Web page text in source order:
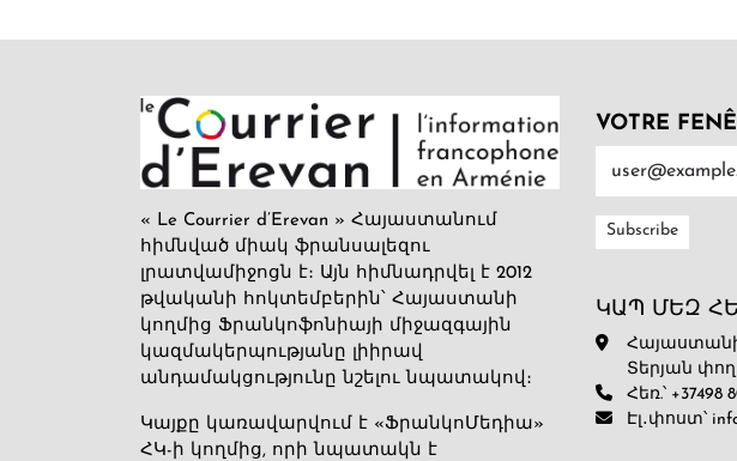
« Le Courrier d’Erevan » Հայաստանում
հիմնված միակ ֆրանսալեզու
լրատվամիջոցն է։ Այն հիմնադրվել է 2012
թվականի հոկտեմբերին՝ Հայաստանի
կողմից Ֆրանկոֆոնիայի միջազգային
կազմակերպությանը լիիրավ
անդամակցությունը նշելու նպատակով։
Կայքը կառավարվում է «ՖրանկոՄեդիա»
ՀԿ-ի կողմից, որի նպատակն է
VOTRE
ԿԱՊ ՄԵԶ
Տերյան
Հեռ.՝ +37498
Էլ․փոստ՝